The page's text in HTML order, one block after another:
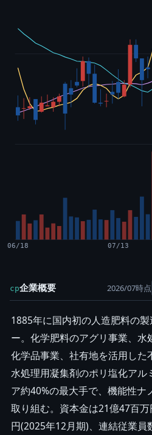
06/18 07/13
cp企業概要 2026/07時点
1885年に国内初の人造肥料の
ー。化学肥料のアグリ事業、
化学品事業、社有地を活用した
水処理用凝集剤のポリ塩化アル
ア約40%の最大手で、機能性ナ
取り組む。資本金は21億47百
円(2025年12月期)、連結従業